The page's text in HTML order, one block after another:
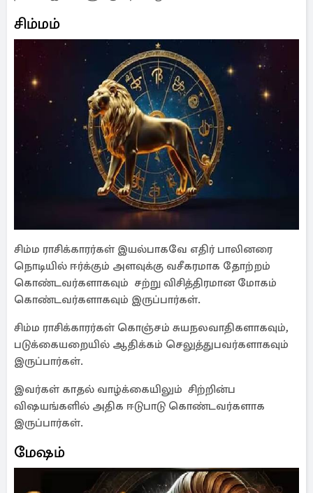
சிம்மம்
சிம்ம ராசிக்காரர்கள் இயல்பாகவே எதிர் பாலினரை
நொடியில் ஈர்க்கும் அளவுக்கு வசீகரமாக தோற்றம்
கொண்டவர்களாகவும் சற்று விசித்திரமான மோகம்
கொண்டவர்களாகவும் இருப்பார்கள்.
சிம்ம ராசிக்காரர்கள் கொஞ்சம் சுயநலவாதிகளாகவும்,
படுக்கையறையில் ஆதிக்கம் செலுத்துபவர்களாகவும்
இருப்பார்கள்.
இவர்கள் காதல் வாழ்க்கையிலும் சிற்றின்ப
விஷயங்களில் அதிக ஈடுபாடு கொண்டவர்களாக
இருப்பார்கள்.
மேஷம்